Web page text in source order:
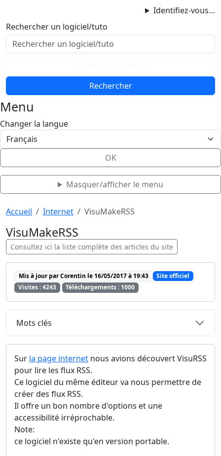
Identifiez-vous…
Contenu principal
Menu
Bas de page
Rechercher un logiciel/tuto
Menu
Changer la langue
OK
Masquer/afficher le menu
Aller au contenu principal
Accueil Internet VisuMakeRSS
VisuMakeRSS
Consultez ici la liste complète des articles du site
Mis à jour par Corentin le 16/05/2017 à 19:43
Site officiel
Visites : 4243
Téléchargements : 1000
Mots clés
Sur la page internet nous avions découvert VisuRSS
pour lire les flux RSS.
Ce logiciel du même éditeur va nous permettre de
créer des flux RSS.
Il offre un bon nombre d'options et une
accessibilité irréprochable.
Note:
ce logiciel n'existe qu'en version portable.